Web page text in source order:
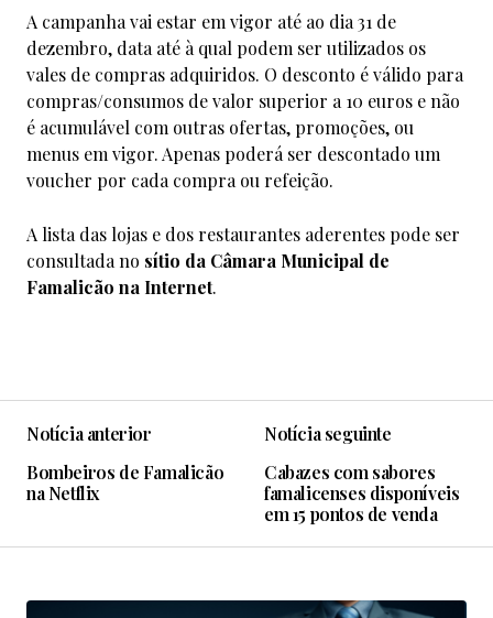
A campanha vai estar em vigor até ao dia 31 de
dezembro, data até à qual podem ser utilizados os
vales de compras adquiridos. O desconto é válido para
compras/consumos de valor superior a 10 euros e não
é acumulável com outras ofertas, promoções, ou
menus em vigor. Apenas poderá ser descontado um
voucher por cada compra ou refeição.
A lista das lojas e dos restaurantes aderentes pode ser
consultada no sítio da Câmara Municipal de
Famalicão na Internet.
Notícia anterior
Bombeiros de Famalicão
na Netflix
Notícia seguinte
Cabazes com sabores
famalicenses disponíveis
em 15 pontos de venda